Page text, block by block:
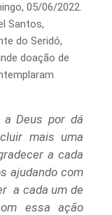
05/06/2022.
Santos,
do Seridó,
doação de
a Deus por dá
mais uma
a cada
ajudando com
a cada um de
essa ação